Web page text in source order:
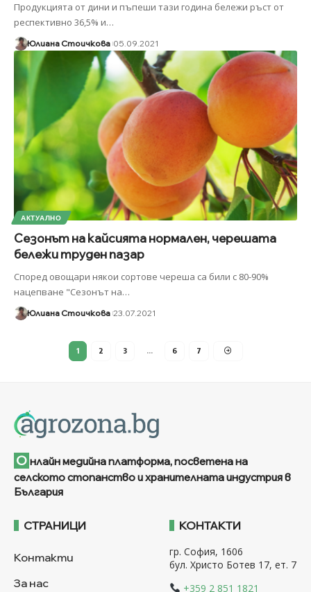
Продукцията от дини и пъпеши тази година бележи ръст от
респективно 36,5% и…
Юлиана Стоичкова 05.09.2021
АКТУАЛНО
Сезонът на кайсията нормален, черешата
бележи труден пазар
Според овощари някои сортове череша са били с 80-90%
нацепване "Сезонът на…
Юлиана Стоичкова 23.07.2021
1 2 3 … 6 7
О нлайн медийна платформа, посветена на
селското стопанство и хранителната индустрия в
България
СТРАНИЦИ
Контакти
За нас
КОНТАКТИ
гр. София, 1606
бул. Христо Ботев 17, ет. 7
+359 2 851 1821